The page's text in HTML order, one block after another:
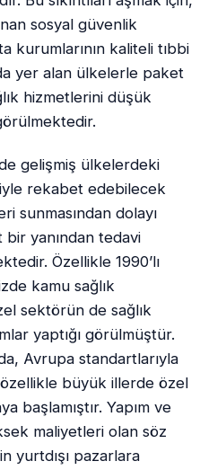
sosyal güvenlik
kurumlarının kaliteli tıbbi
yer alan ülkelerle paket
hizmetlerini düşük
gelişmiş ülkelerdeki
rekabet edebilecek
sunmasından dolayı
yanından tedavi
Özellikle 1990’lı
kamu sağlık
sektörün de sağlık
yaptığı görülmüştür.
Avrupa standartlarıyla
büyük illerde özel
başlamıştır. Yapım ve
maliyetleri olan söz
yurtdışı pazarlara